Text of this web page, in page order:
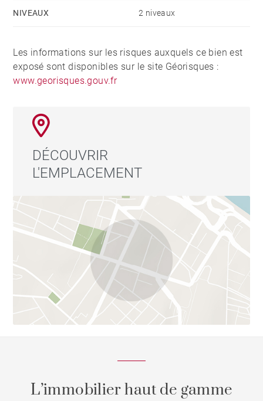
NIVEAUX 2 niveaux
Les informations sur les risques auxquels ce bien est
exposé sont disponibles sur le site Géorisques :
www.georisques.gouv.fr
DÉCOUVRIR
L'EMPLACEMENT
L’immobilier haut de gamme